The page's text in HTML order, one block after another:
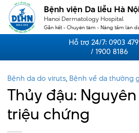
Skip
content
Bệnh viện Da liễu Hà
Hanoi Dermatology Hospital
Gắn kết - Chuyên tâm - Nâng tầm làn
Hỗ trợ 24/7: 0903 479
/ 1900 8186
Bệnh da do viruts, Bệnh về da thường
Thủy đậu:
triệu chứng